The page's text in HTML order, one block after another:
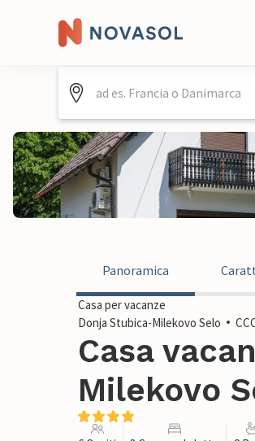
Panoramica
Casa per vacanze
Donja Stubica-Milekovo Selo
Casa
Milekovo